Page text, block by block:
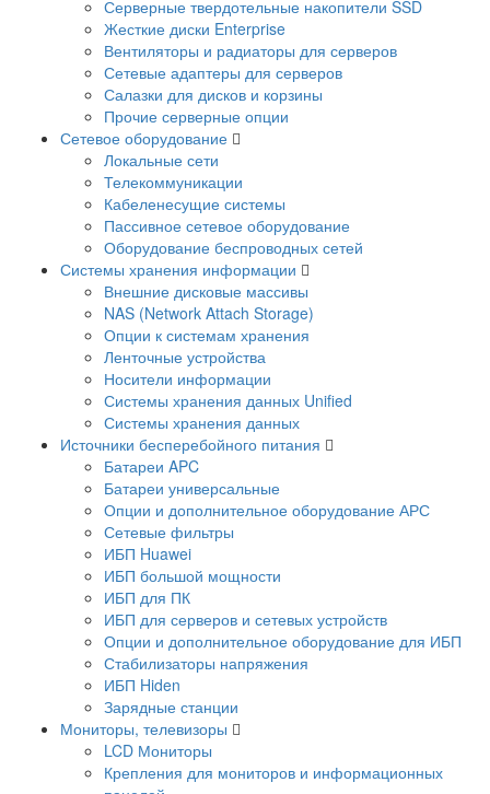
Серверные твердотельные накопители SSD
Жесткие диски Enterprise
Вентиляторы и радиаторы для серверов
Сетевые адаптеры для серверов
Салазки для дисков и корзины
Прочие серверные опции
Сетевое оборудование
Локальные сети
Телекоммуникации
Кабеленесущие системы
Пассивное сетевое оборудование
Оборудование беспроводных сетей
Системы хранения информации
Внешние дисковые массивы
NAS (Network Attach Storage)
Опции к системам хранения
Ленточные устройства
Носители информации
Системы хранения данных Unified
Системы хранения данных
Источники бесперебойного питания
Батареи APC
Батареи универсальные
Опции и дополнительное оборудование АРС
Сетевые фильтры
ИБП Huawei
ИБП большой мощности
ИБП для ПК
ИБП для серверов и сетевых устройств
Опции и дополнительное оборудование для ИБП
Стабилизаторы напряжения
ИБП Hiden
Зарядные станции
Мониторы, телевизоры
LCD Мониторы
Крепления для мониторов и информационных